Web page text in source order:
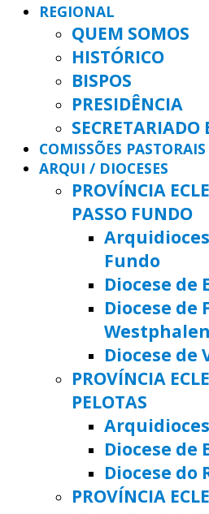
REGIONAL
QUEM SOMOS
HISTÓRICO
BISPOS
PRESIDÊNCIA
SECRETARIADO
COMISSÕES PASTORAIS
ARQUI / DIOCESES
PROVÍNCIA
PASSO FUNDO
Fundo
Diocese de
Diocese de
Westphalen
Diocese de
PROVÍNCIA
PELOTAS
Diocese de
Diocese do
PROVÍNCIA